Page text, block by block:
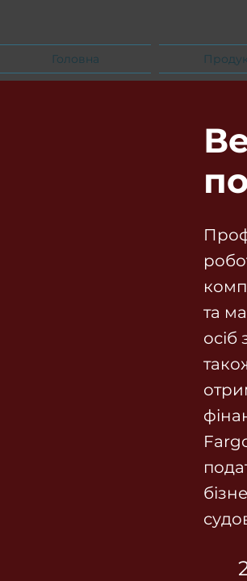
Головна
та
осіб